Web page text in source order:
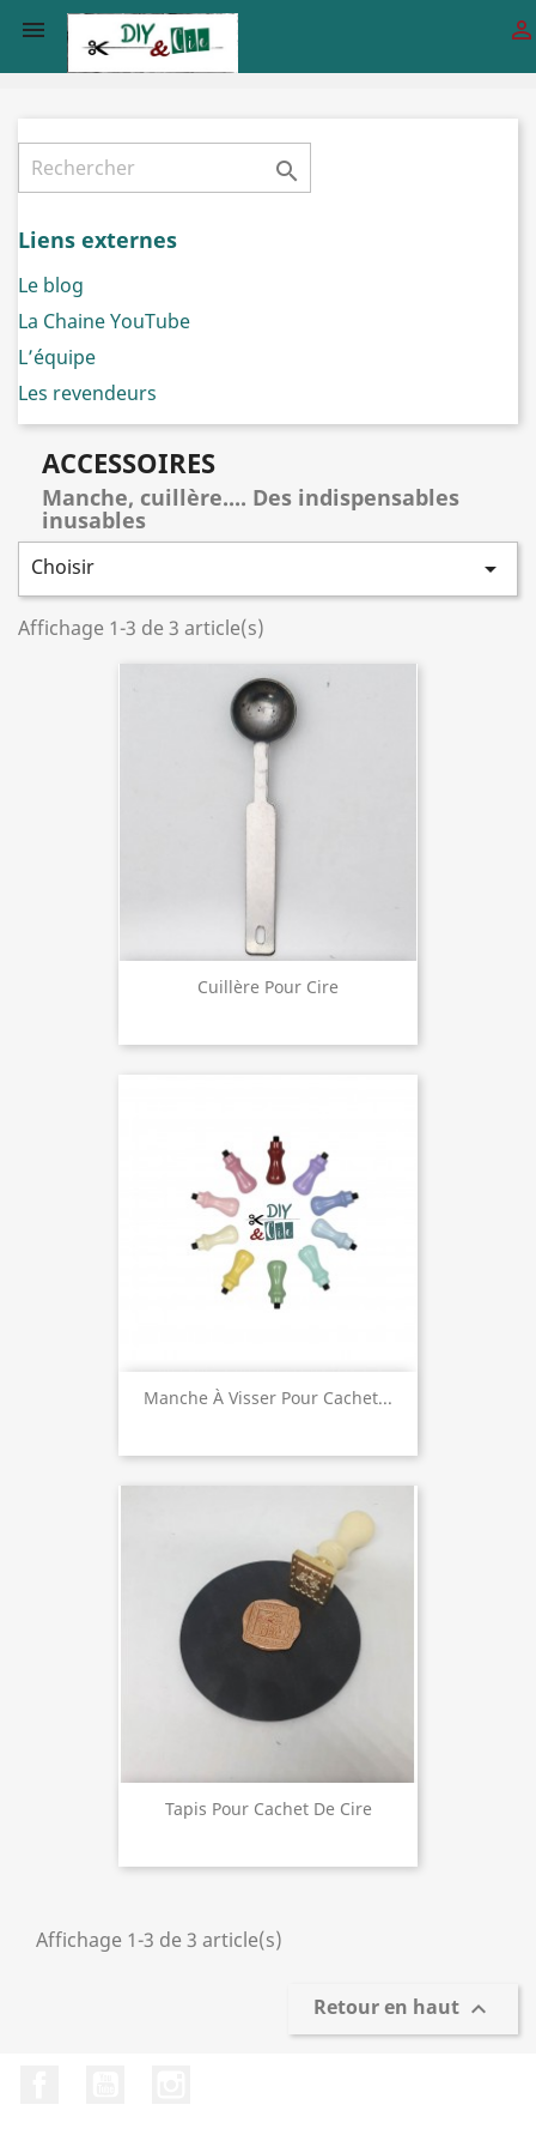
 

Liens externes
Le blog
La Chaine YouTube
L’équipe
Les revendeurs
ACCESSOIRES
Manche, cuillère.... Des indispensables
inusables
Choisir 
Affichage 1-3 de 3 article(s)
Cuillère Pour Cire
Manche À Visser Pour Cachet...
Tapis Pour Cachet De Cire
Affichage 1-3 de 3 article(s)
Retour en haut 